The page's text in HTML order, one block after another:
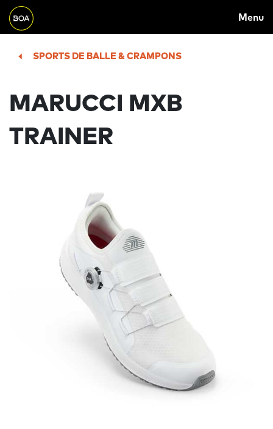
Skip to main content
NAVIGATION
Menu
Begin main content
SPORTS DE BALLE & CRAMPONS
MARUCCI MXB
TRAINER